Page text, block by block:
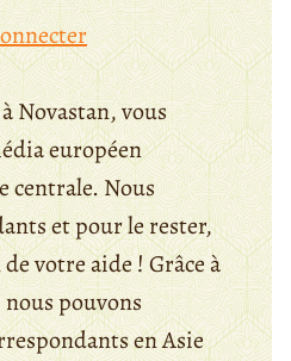
Novastan, vous
européen
centrale. Nous
et pour le rester,
votre aide ! Grâce à
pouvons
en Asie